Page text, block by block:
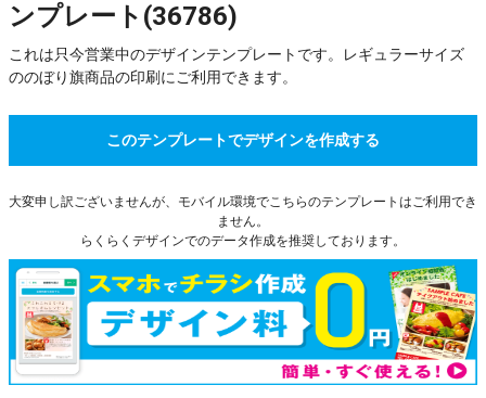
ンプレート(36786)
これは只今営業中のデザインテンプレートです。レギュラーサイズ
ののぼり旗商品の印刷にご利用できます。
このテンプレートでデザインを作成する
大変申し訳ございませんが、モバイル環境でこちらのテンプレートはご利用でき
ません。
らくらくデザインでのデータ作成を推奨しております。